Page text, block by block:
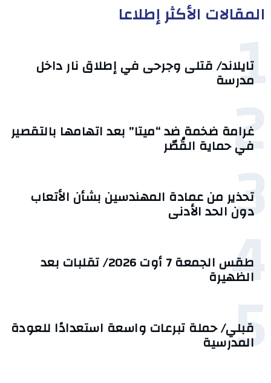
المقالات الأكثر إطلاعا
1
تايلاند/ قتلى وجرحى في إطلاق نار داخل
مدرسة
2
غرامة ضخمة ضد “ميتا” بعد اتهامها بالتقصير
في حماية القُصّر
3
تحذير من عمادة المهندسين بشأن الأتعاب
دون الحد الأدنى
4 طقس الجمعة 7 أوت 2026/ تقلبات بعد
الظهيرة
5
قبلي/ حملة تبرعات واسعة استعدادًا للعودة
المدرسية